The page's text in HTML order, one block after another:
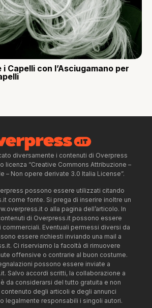
Capelli con l’Asciugamano per
diversamente i contenuti di Overpress
licenza “Creative Commons Attribuzione –
– Non opere derivate 3.0 Italia License”.
possono essere utilizzati citando
come fonte. Si prega di inserire inoltre un
o alla pagina dell’articolo. In
di Overpress.it possono essere
Eventuali permessi diversi da
essere richiesti inviando una mail a
. Ci riserviamo la facoltà di rimuovere
offensive o contrarie al buon costume.
possono essere inviate a
. Salvo accordi scritti, la collaborazione a
da considerarsi del tutto gratuita e non
contenuto degli articoli e degli annunci
legalmente responsabili i singoli autori.